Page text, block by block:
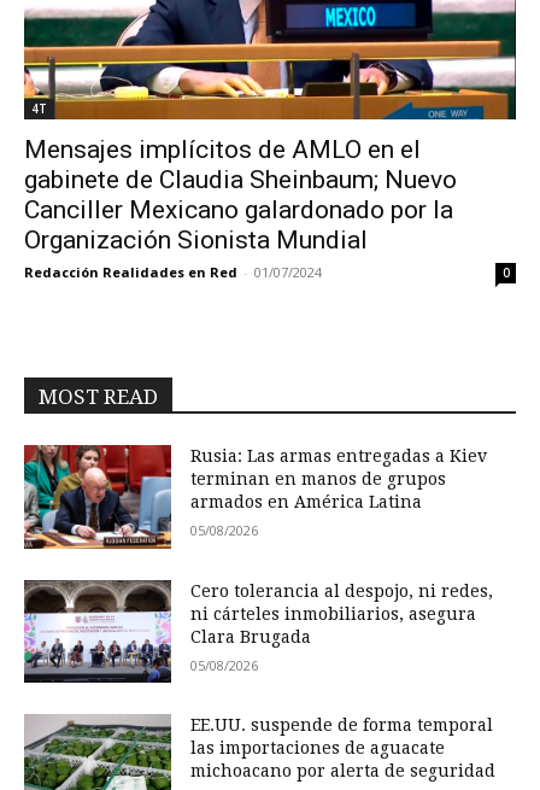
4T
Mensajes implícitos de AMLO en el
gabinete de Claudia Sheinbaum; Nuevo
Canciller Mexicano galardonado por la
Organización Sionista Mundial
Redacción Realidades en Red - 01/07/2024 0
MOST READ
Rusia: Las armas entregadas a Kiev
terminan en manos de grupos
armados en América Latina
05/08/2026
Cero tolerancia al despojo, ni redes,
ni cárteles inmobiliarios, asegura
Clara Brugada
05/08/2026
EE.UU. suspende de forma temporal
las importaciones de aguacate
michoacano por alerta de seguridad